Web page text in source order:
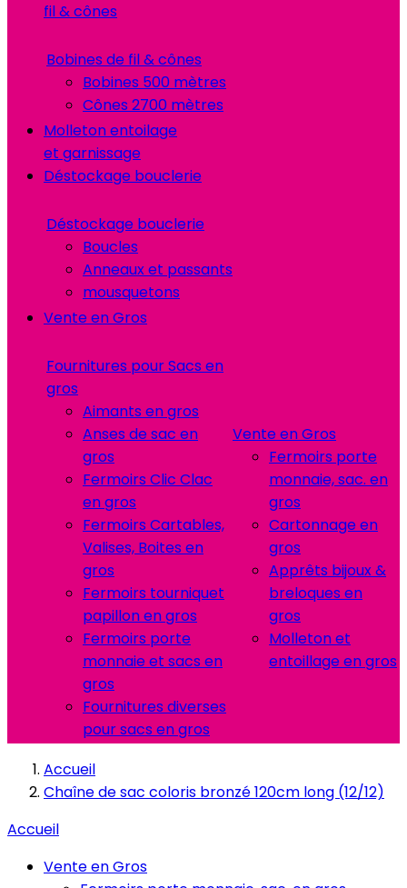
fil & cônes
Bobines de fil & cônes
Bobines 500 mètres
Cônes 2700 mètres
Molleton entoilage
et garnissage
Déstockage bouclerie
Déstockage bouclerie
Boucles
Anneaux et passants
mousquetons
Vente en Gros
Fournitures pour Sacs en
gros
Aimants en gros
Anses de sac en
gros
Fermoirs Clic Clac
en gros
Fermoirs Cartables,
Valises, Boites en
gros
Fermoirs tourniquet
papillon en gros
Fermoirs porte
monnaie et sacs en
gros
Fournitures diverses
pour sacs en gros
Vente en Gros
Fermoirs porte
monnaie, sac. en
gros
Cartonnage en
gros
Apprêts bijoux &
breloques en
gros
Molleton et
entoillage en gros
Accueil
Chaîne de sac coloris bronzé 120cm long (12/12)
Accueil
Vente en Gros